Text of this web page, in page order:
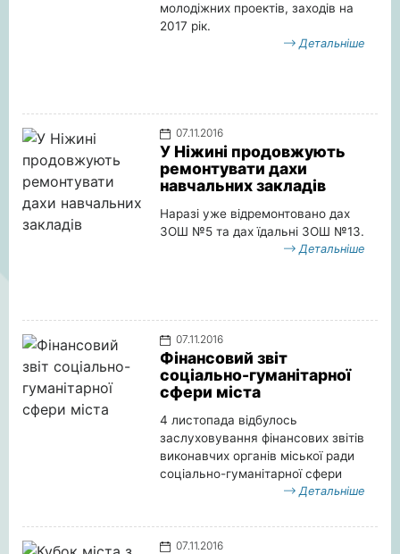
молодіжних проектів, заходів на
2017 рік.
Детальніше
07.11.2016
У Ніжині продовжують
ремонтувати дахи
навчальних закладів
Наразі уже відремонтовано дах
ЗОШ №5 та дах їдальні ЗОШ №13.
Детальніше
07.11.2016
Фінансовий звіт
соціально-гуманітарної
сфери міста
4 листопада відбулось
заслуховування фінансових звітів
виконавчих органів міської ради
соціально-гуманітарної сфери
Детальніше
07.11.2016